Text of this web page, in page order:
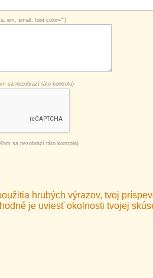
em, small, font color="")
sa nezobrazí táto kontrola)
sa nezobrazí táto kontrola)
hrubých výrazov, tvoj
je uviesť okolnosti tvojej